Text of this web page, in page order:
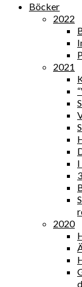
Böcker
2022
2021
2020